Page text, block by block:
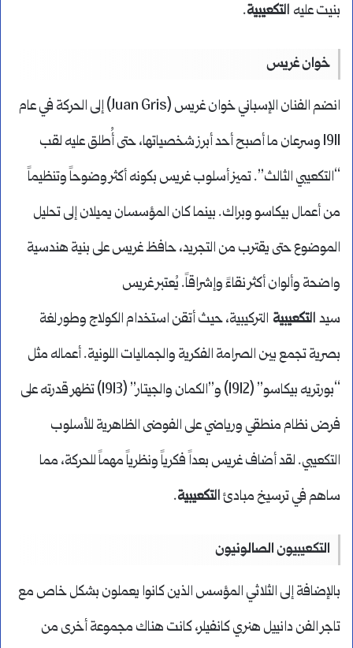
بنيت عليه التكعيبية.
خوان غريس
انضم الفنان الإسباني خوان غريس (Juan Gris) إلى الحركة في عام
1911 وسرعان ما أصبح أحد أبرز شخصياتها، حتى أُطلق عليه لقب
“التكعيبي الثالث”. تميز أسلوب غريس بكونه أكثر وضوحاً وتنظيماً
من أعمال بيكاسو وبراك. بينما كان المؤسسان يميلان إلى تحليل
الموضوع حتى يقترب من التجريد، حافظ غريس على بنية هندسية
واضحة وألوان أكثر نقاءً وإشراقاً. يُعتبر غريس
سيد التكعيبية التركيبية، حيث أتقن استخدام الكولاج وطور لغة
بصرية تجمع بين الصرامة الفكرية والجماليات اللونية. أعماله مثل
“بورتريه بيكاسو” (1912) و”الكمان والجيتار” (1913) تظهر قدرته على
فرض نظام منطقي ورياضي على الفوضى الظاهرية للأسلوب
التكعيبي. لقد أضاف غريس بعداً فكرياً ونظرياً مهماً للحركة، مما
ساهم في ترسيخ مبادئالتكعيبية.
التكعيبيون الصالونيون
بالإضافة إلى الثلاثي المؤسس الذين كانوا يعملون بشكل خاص مع
تاجر الفن دانييل هنري كانفيلر، كانت هناك مجموعة أخرى من